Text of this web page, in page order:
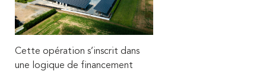
Cette opération s’inscrit dans
une logique de financement